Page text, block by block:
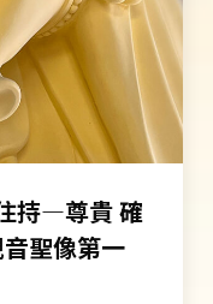
持—尊貴 確
聖像第一